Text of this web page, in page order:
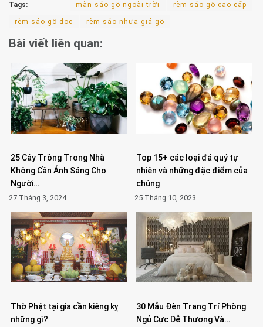
Tags: màn sáo gỗ ngoài trời rèm sáo gỗ cao cấp
rèm sáo gỗ dọc rèm sáo nhựa giả gỗ
Bài viết liên quan:
25 Cây Trồng Trong Nhà
Không Cần Ánh Sáng Cho
Người…
27 Tháng 3, 2024
Top 15+ các loại đá quý tự
nhiên và những đặc điểm của
chúng
25 Tháng 10, 2023
Thờ Phật tại gia cần kiêng kỵ
những gì?
30 Mẫu Đèn Trang Trí Phòng
Ngủ Cực Dễ Thương Và…